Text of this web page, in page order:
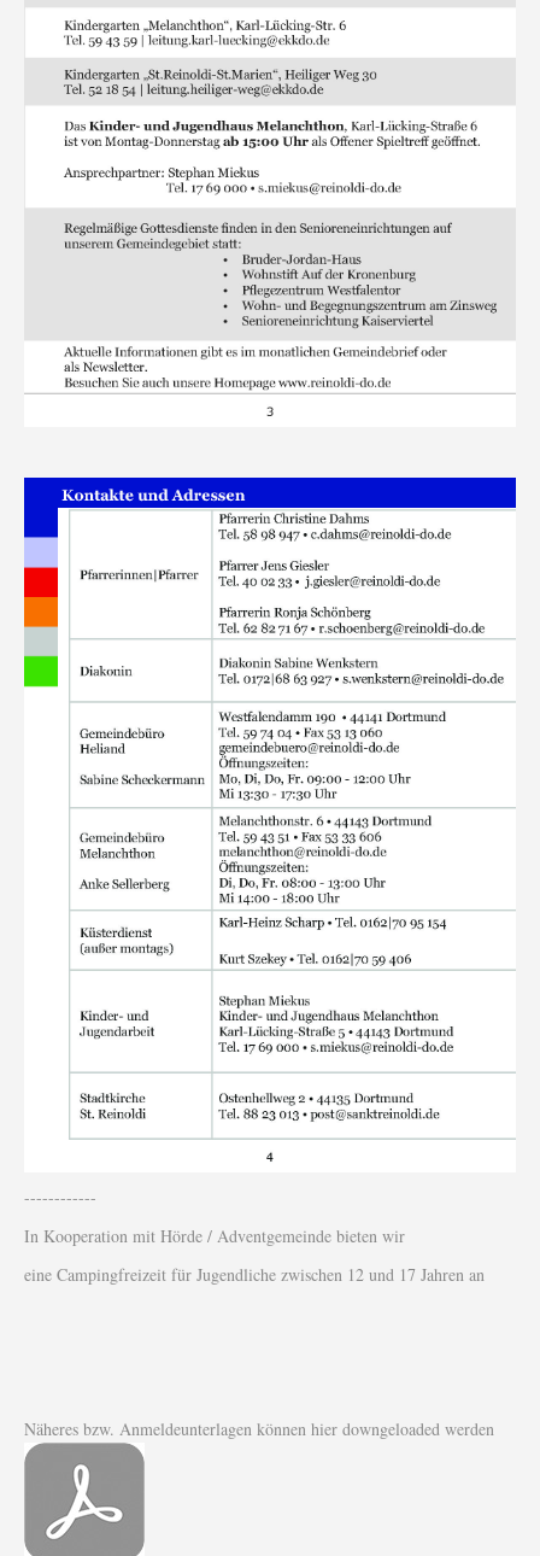
------------
In Kooperation mit Hörde / Adventgemeinde bieten wir
eine Campingfreizeit für Jugendliche zwischen 12 und 17 Jahren an
Näheres bzw. Anmeldeunterlagen können hier downgeloaded werden